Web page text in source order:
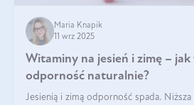
Maria Knapik
11 wrz 2025
Witaminy na jesień i zimę – jak
odporność naturalnie?
Jesienią i zimą odporność spada.